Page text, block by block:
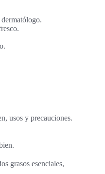
usos y precauciones.
grasos esenciales,